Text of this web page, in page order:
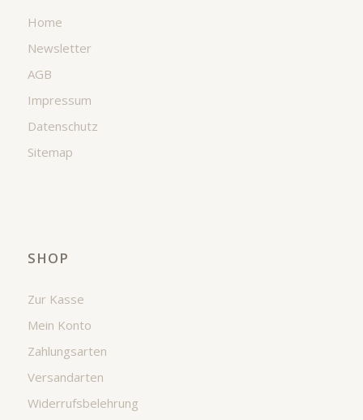
Home
Newsletter
AGB
Impressum
Datenschutz
Sitemap
SHOP
Zur Kasse
Mein Konto
Zahlungsarten
Versandarten
Widerrufsbelehrung